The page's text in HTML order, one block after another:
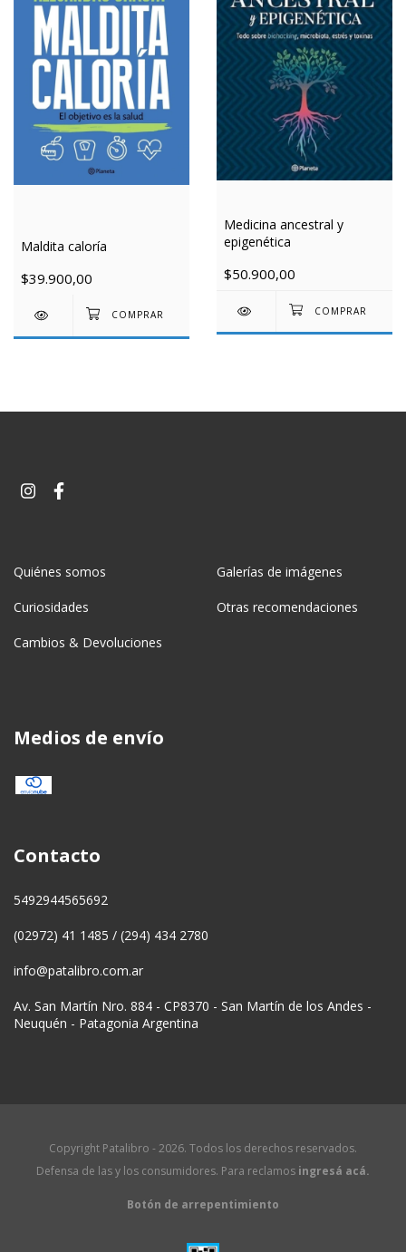
Maldita caloría
$39.900,00
Medicina ancestral y
epigenética
$50.900,00
Quiénes somos Galerías de imágenes
Curiosidades Otras recomendaciones
Cambios & Devoluciones
Medios de envío
Contacto
5492944565692
(02972) 41 1485 / (294) 434 2780
info@patalibro.com.ar
Av. San Martín Nro. 884 - CP8370 - San Martín de los Andes -
Neuquén - Patagonia Argentina
Copyright Patalibro - 2026. Todos los derechos reservados.
Defensa de las y los consumidores. Para reclamos ingresá acá.
Botón de arrepentimiento